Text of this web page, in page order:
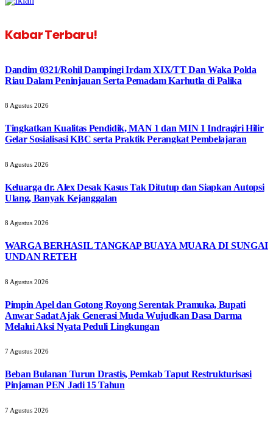
Kabar Terbaru!
Dandim 0321/Rohil Dampingi Irdam XIX/TT Dan Waka Polda
Riau Dalam Peninjauan Serta Pemadam Karhutla di Palika
8 Agustus 2026
Tingkatkan Kualitas Pendidik, MAN 1 dan MIN 1 Indragiri Hilir
Gelar Sosialisasi KBC serta Praktik Perangkat Pembelajaran
8 Agustus 2026
Keluarga dr. Alex Desak Kasus Tak Ditutup dan Siapkan Autopsi
Ulang, Banyak Kejanggalan
8 Agustus 2026
WARGA BERHASIL TANGKAP BUAYA MUARA DI SUNGAI
UNDAN RETEH
8 Agustus 2026
Pimpin Apel dan Gotong Royong Serentak Pramuka, Bupati
Anwar Sadat Ajak Generasi Muda Wujudkan Dasa Darma
Melalui Aksi Nyata Peduli Lingkungan
7 Agustus 2026
Beban Bulanan Turun Drastis, Pemkab Taput Restrukturisasi
Pinjaman PEN Jadi 15 Tahun‎
7 Agustus 2026